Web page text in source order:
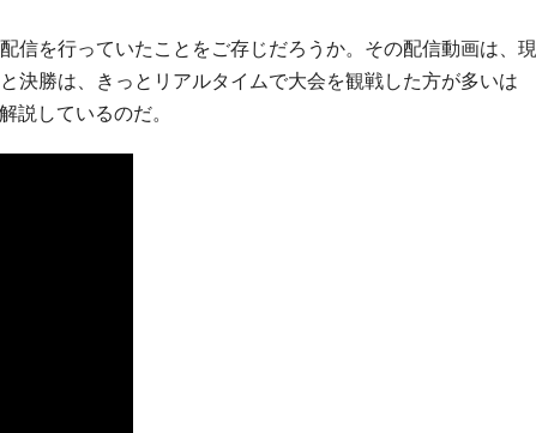
信を行っていたことをご存じだろうか。その配信動画は、現
決勝は、きっとリアルタイムで大会を観戦した方が多いは
説しているのだ。